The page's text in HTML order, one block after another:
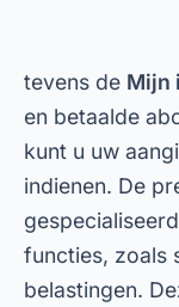
tevens de Mijn
en betaalde
kunt u uw
indienen. De
functies, zoals
belastingen.